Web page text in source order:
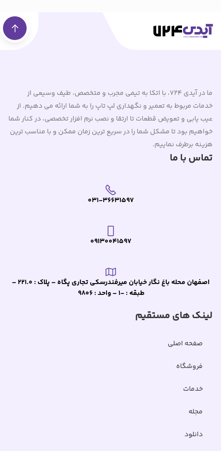
ما در آیدی 724، با اتکا به تیمی مجرب و متخصص، طیف وسیعی از
خدمات مربوط به تعمیر و نگهداری لپ تاپ را به شما ارائه می دهیم. از
عیب یابی و تعویض قطعات تا ارتقا و نصب نرم افزار تخصصی، در کنار شما
خواهیم بود تا مشکل شما را در سریع ترین زمان ممکن و با مناسب ترین
هزینه برطرف نماییم.
تماس با ما
031-36631597
09130041597
اصفهان محله باغ نگار خیابان میرفندرسکی تجاری پگاه – پلاک : 221.0 –
طبقه : -1 – واحد : 9806
لینک های مستقیم
صفحه اصلی
فروشگاه
خدمات
مجله
دانلود